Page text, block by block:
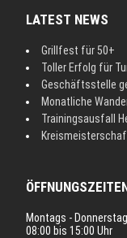
LATEST NEWS
Grillfest für 50+
Toller Erfolg für
Geschäftsstelle
Monatliche
Trainingsausfall
Montags -
08:00 bis 15:00 Uhr